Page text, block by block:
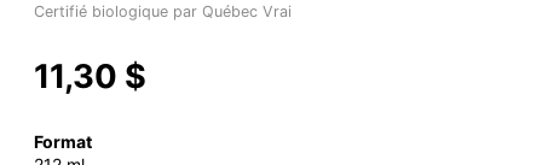
Certifié biologique par Québec Vrai
11,30 $
Format